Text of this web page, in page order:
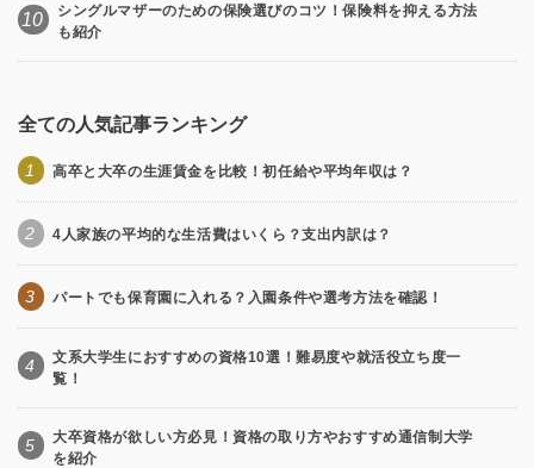
10
シングルマザーのための保険選びのコツ！保険料を抑える方法
も紹介
全ての人気記事ランキング
1 高卒と大卒の生涯賃金を比較！初任給や平均年収は？
2 4人家族の平均的な生活費はいくら？支出内訳は？
3 パートでも保育園に入れる？入園条件や選考方法を確認！
4
文系大学生におすすめの資格10選！難易度や就活役立ち度一
覧！
5
大卒資格が欲しい方必見！資格の取り方やおすすめ通信制大学
を紹介